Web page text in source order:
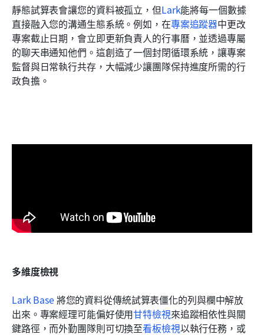
靜態試算表會讓您的資料被孤立，但Lark能將每一個數據
直接融入您的溝通生態系統。例如，在專案追蹤器中更改
專案截止日期，會立即更新負責人的行事曆，並透過專屬
的聊天串通知他們。這創造了一個封閉循環系統，讓專案
監督與日常執行共存，大幅減少讓團隊保持進度所需的行
政負擔。
多維度檢視
Lark Base 將您的資料從傳統試算表僵化的列與欄中解放
出來。專案經理可能偏好使用甘特檢視來追蹤相依性與關
鍵路徑，而外勤團隊則可切換至看板檢視以執行任務，或